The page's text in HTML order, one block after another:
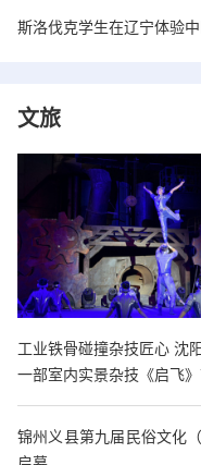
斯洛伐克学生在辽宁体验
文旅
工业铁骨碰撞杂技匠心 沈
一部室内实景杂技《启飞
锦州义县第九届民俗文化